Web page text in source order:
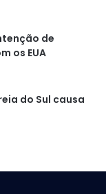
de
os EUA
do Sul causa